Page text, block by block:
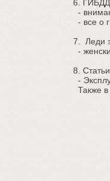
6. ГИБДД
-
- все о
7. Леди
-
8.
-
Также